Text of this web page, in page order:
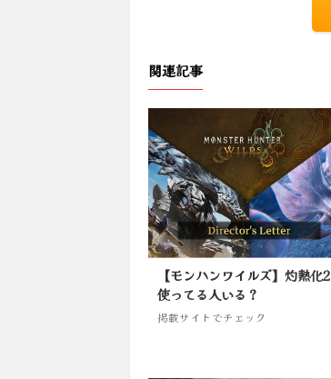
関連記事
【モンハンワイルズ】灼熱化2
使ってる人いる？
掲載サイトでチェック